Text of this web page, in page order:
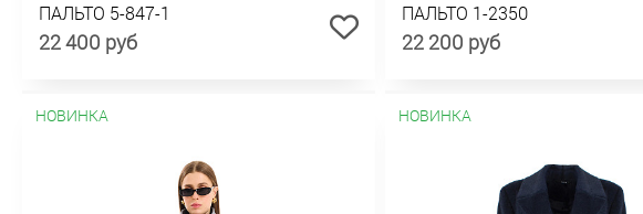
ПАЛЬТО 5-847-1
22 400 руб
ПАЛЬТО 1-2350
22 200 руб
НОВИНКА НОВИНКА